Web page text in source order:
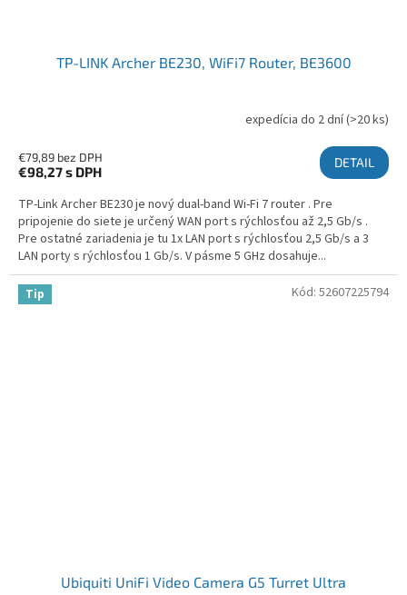
TP-LINK Archer BE230, WiFi7 Router, BE3600
expedícia do 2 dní(>20 ks)
€79,89 bez DPH
€98,27s DPH
DETAIL
TP-Link Archer BE230 je nový dual-band Wi-Fi 7 router . Pre
pripojenie do siete je určený WAN port s rýchlosťou až 2,5 Gb/s .
Pre ostatné zariadenia je tu 1x LAN port s rýchlosťou 2,5 Gb/s a 3
LAN porty s rýchlosťou 1 Gb/s. V pásme 5 GHz dosahuje...
Tip
Ubiquiti UniFi Video Camera G5 Turret Ultra
Kód: 52607225794